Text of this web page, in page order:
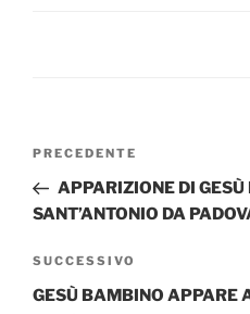
Articolo
precedente:
PRECEDENTE
APPARIZIONE DI
SANT’ANTONIO DA
Articolo
successivo
SUCCESSIVO
GESÙ BAMBINO APPARE